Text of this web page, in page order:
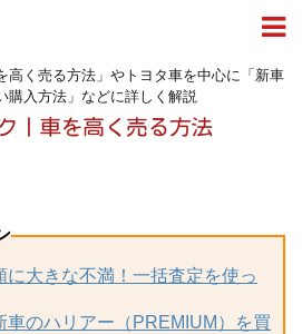
高く売る方法」やトヨタ車を中心に「新車
購入方法」などに詳しく解説
に大きな不満！一括査定を使っ
車のハリアー（PREMIUM）を買